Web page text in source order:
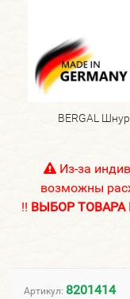
BERGAL
Из-за
возможны
!! ВЫБОР
Артикул: 8201414